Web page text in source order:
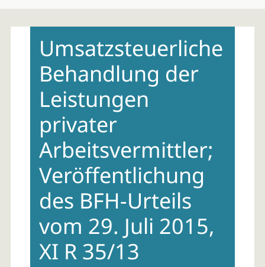
contentUmsatzsteuerliche
Behandlung der
Leistungen
privater
Arbeitsvermittler;
Veröffentlichung
des BFH-Urteils
vom 29. Juli 2015,
XI R 35/13